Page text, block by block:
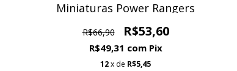
Miniaturas Power Rangers
R$66,90 R$53,60
R$49,31 com Pix
12x de R$5,45